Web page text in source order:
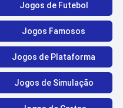
Jogos de Futebol
Jogos Famosos
Jogos de Plataforma
Jogos de Simulação